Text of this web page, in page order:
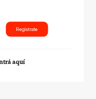
Registrate
aquí